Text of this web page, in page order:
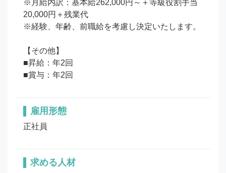
※月給内訳：基本給262,000円～＋等級役割手当
20,000円＋残業代
※経験、年齢、前職給を考慮し決定いたします。
【その他】
■昇給：年2回
■賞与：年2回
雇用形態
正社員
求める人材